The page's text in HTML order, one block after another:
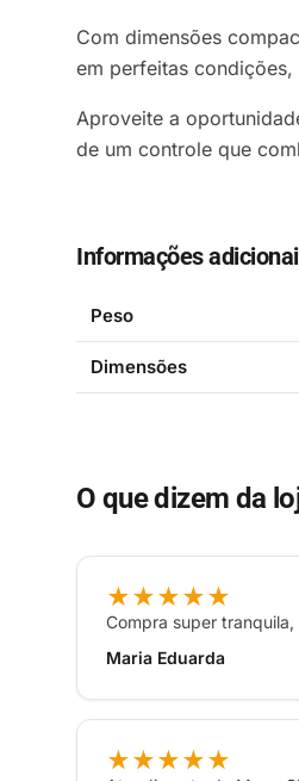
Com dimensões
em perfeitas
Aproveite a
de um controle que
Informações
Peso
Dimensões
O que dizem da
★★★★★
Compra super
Maria Eduarda
★★★★★